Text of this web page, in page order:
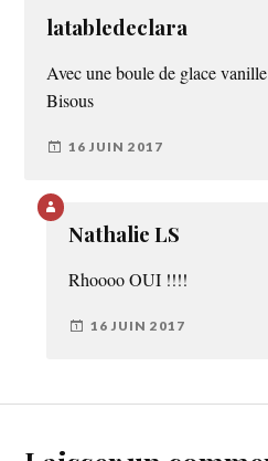
latabledeclara
Avec une boule de glace
Bisous
16 JUIN 2017
Nathalie LS
Rhoooo OUI !!!!
16 JUIN 2017